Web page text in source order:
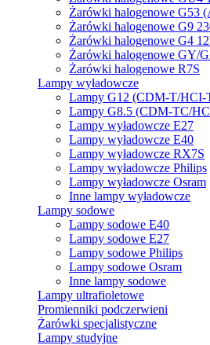
Żarówki halogenowe G53
Żarówki halogenowe G9
Żarówki halogenowe G4
Żarówki halogenowe GY/
Żarówki halogenowe R7S
Lampy wyładowcze
Lampy G12 (CDM-T/
Lampy G8.5 (CDM-TC/
Lampy wyładowcze E27
Lampy wyładowcze E40
Lampy wyładowcze RX7S
Lampy wyładowcze Philips
Lampy wyładowcze Osram
Inne lampy wyładowcze
Lampy sodowe
Lampy sodowe E40
Lampy sodowe E27
Lampy sodowe Philips
Lampy sodowe Osram
Inne lampy sodowe
Lampy ultrafioletowe
Promienniki podczerwieni
Żarówki specjalistyczne
Lampy studyjne